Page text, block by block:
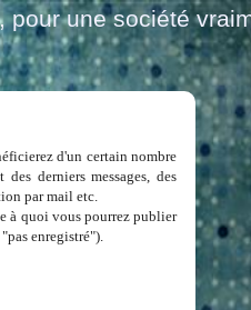
, pour une société
d'un certain nombre
derniers messages, des
par mail etc.
à quoi vous pourrez publier
enregistré").